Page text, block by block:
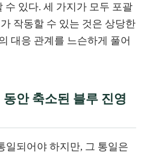
수 있다. 세 가지가 모두 포괄
작동할 수 있는 것은 상당한
대응 관계를 느슨하게 풀어
안 축소된 블루 진영
일되어야 하지만, 그 통일은